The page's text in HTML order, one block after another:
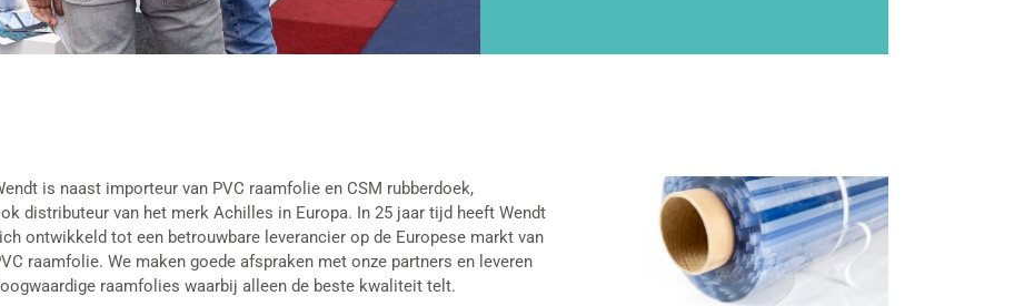
is naast importeur van PVC raamfolie en CSM rubberdoek,
distributeur van het merk Achilles in Europa. In 25 jaar tijd heeft Wendt
ontwikkeld tot een betrouwbare leverancier op de Europese markt van
raamfolie. We maken goede afspraken met onze partners en leveren
raamfolies waarbij alleen de beste kwaliteit telt.